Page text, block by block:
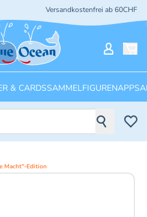
Versandkostenfrei ab 60CHF
& CARDSSAMMELFIGURENAPPS
Macht"-Edition